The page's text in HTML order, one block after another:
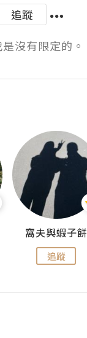
追蹤
沒有限定的。
窩夫與蝦子餅
追蹤